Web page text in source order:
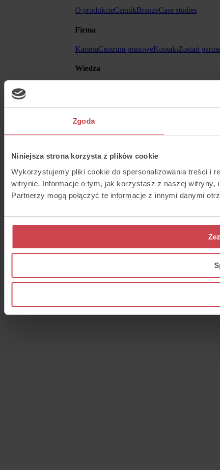
Zgoda
Niniejsza strona korzysta z plików cookie
Wykorzystujemy pliki cookie do spersonalizowania treści i
witrynie. Informacje o tym, jak korzystasz z naszej witryny,
Partnerzy mogą połączyć te informacje z innymi danymi
O produkcieCennikBranżeCase studies
Firma
KarieraCentrum prasoweKontaktZostań
Wiedza
Inne
Regulamin